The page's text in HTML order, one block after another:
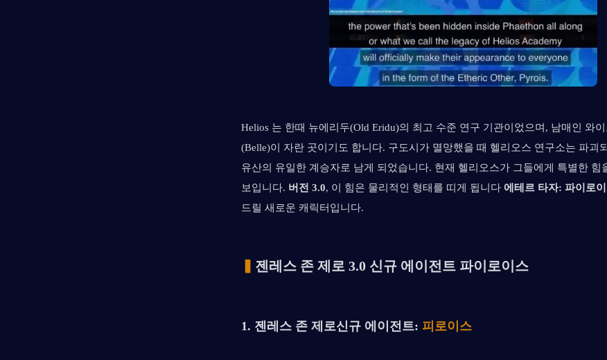
Helios 는 한때 뉴에리두(Old Eridu)의 최고 수준 연구 기관이었으며, 남매인 와이
(Belle)이 자란 곳이기도 합니다. 구도시가 멸망했을 때 헬리오스 연구소는 파괴
유산의 유일한 계승자로 남게 되었습니다. 현재 헬리오스가 그들에게 특별한 힘
보입니다. 버전 3.0, 이 힘은 물리적인 형태를 띠게 됩니다 에테르 타자: 파이로
드릴 새로운 캐릭터입니다.
젠레스 존 제로 3.0 신규 에이전트 파이로이스
1. 젠레스 존 제로신규 에이전트: 피로이스